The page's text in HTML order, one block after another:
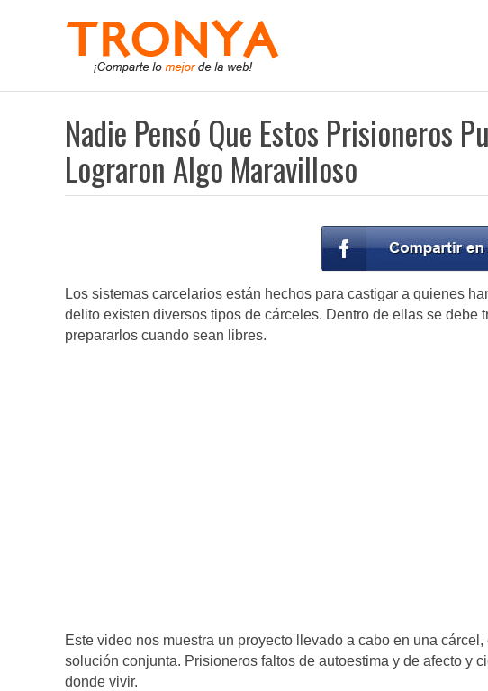
Nadie Pensó Que Estos Prisioneros
Lograron Algo Maravilloso
Los sistemas carcelarios están hechos para castigar a quienes
delito existen diversos tipos de cárceles. Dentro de ellas se debe
prepararlos cuando sean libres.
Este video nos muestra un proyecto llevado a cabo en una
solución conjunta. Prisioneros faltos de autoestima y de afecto y
donde vivir.